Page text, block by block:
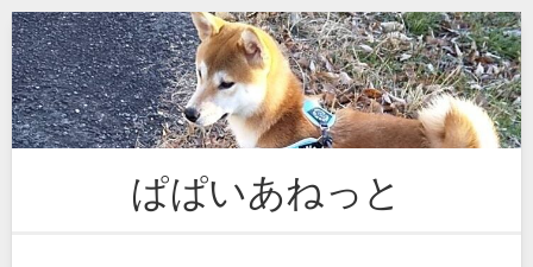
Skip
to
content
ぱぱいあねっと